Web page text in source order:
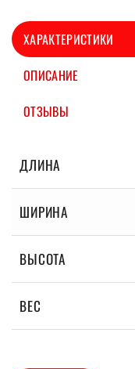
ХАРАКТЕРИСТИКИ
ОПИСАНИЕ
ОТЗЫВЫ
ДЛИНА
ШИРИНА
ВЫСОТА
ВЕС